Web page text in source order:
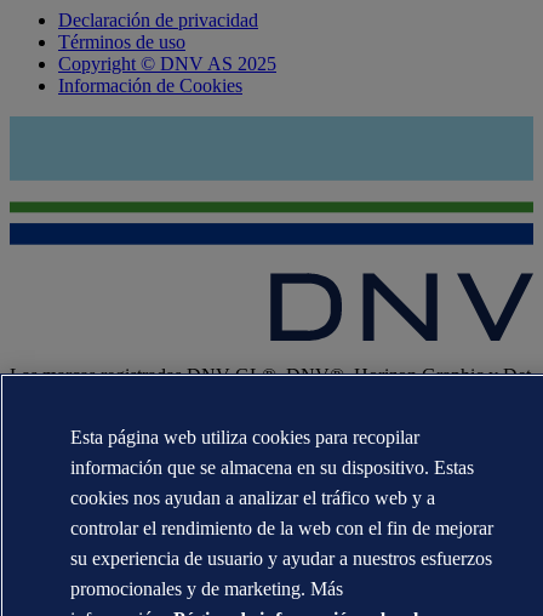
Declaración de privacidad
Términos de uso
Copyright © DNV AS 2025
Información de Cookies
Las marcas registradas DNV GL®, DNV®, Horizon Graphic y Det
WHEN TRUST MATTERS
Esta página web utiliza cookies para recopilar
información que se almacena en su dispositivo. Estas
cookies nos ayudan a analizar el tráfico web y a
controlar el rendimiento de la web con el fin de mejorar
su experiencia de usuario y ayudar a nuestros esfuerzos
promocionales y de marketing. Más